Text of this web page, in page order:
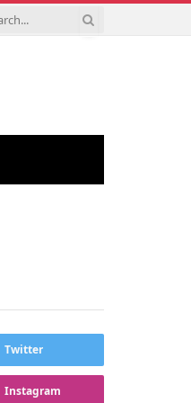
Twitter
Instagram